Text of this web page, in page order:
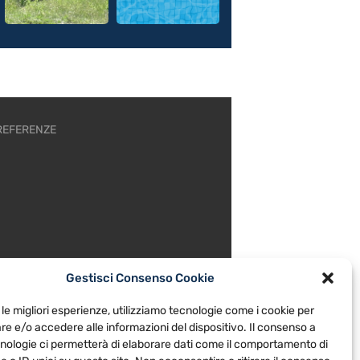
Gestisci Consenso Cookie
migliori esperienze, utilizziamo tecnologie come i cookie per
e/o accedere alle informazioni del dispositivo. Il consenso a
ci permetterà di elaborare dati come il comportamento di